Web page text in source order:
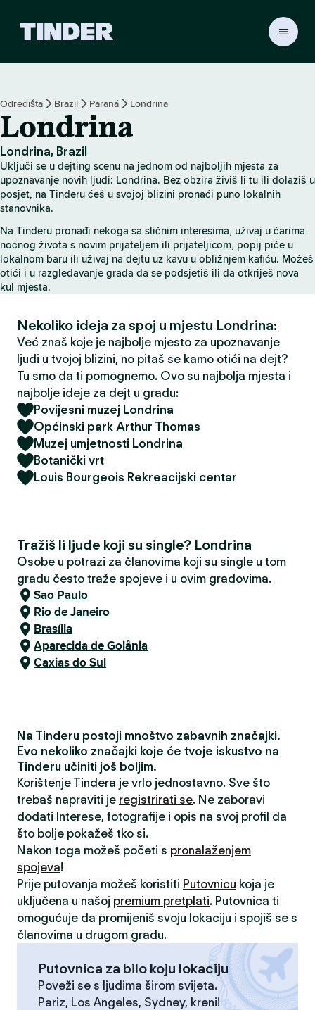
r
a
l
o
v
c
a
Odredišta Brazil Paraná Londrina
Londrina
Londrina, Brazil
Uključi se u dejting scenu na jednom od najboljih mjesta za
upoznavanje novih ljudi: Londrina. Bez obzira živiš li tu ili dolaziš u
posjet, na Tinderu ćeš u svojoj blizini pronaći puno lokalnih
stanovnika.
Na Tinderu pronađi nekoga sa sličnim interesima, uživaj u čarima
noćnog života s novim prijateljem ili prijateljicom, popij piće u
lokalnom baru ili uživaj na dejtu uz kavu u obližnjem kafiću. Možeš
otići i u razgledavanje grada da se podsjetiš ili da otkriješ nova
kul mjesta.
Nekoliko ideja za spoj u mjestu Londrina:
Već znaš koje je najbolje mjesto za upoznavanje
ljudi u tvojoj blizini, no pitaš se kamo otići na dejt?
Tu smo da ti pomognemo. Ovo su najbolja mjesta i
najbolje ideje za dejt u gradu:
Povijesni muzej Londrina
Općinski park Arthur Thomas
Muzej umjetnosti Londrina
Botanički vrt
Louis Bourgeois Rekreacijski centar
Tražiš li ljude koji su single? Londrina
Osobe u potrazi za članovima koji su single u tom
gradu često traže spojeve i u ovim gradovima.
Sao Paulo
Rio de Janeiro
Brasília
Aparecida de Goiânia
Caxias do Sul
Na Tinderu postoji mnoštvo zabavnih značajki.
Evo nekoliko značajki koje će tvoje iskustvo na
Tinderu učiniti još boljim.
Korištenje Tindera je vrlo jednostavno. Sve što
trebaš napraviti je registrirati se. Ne zaboravi
dodati Interese, fotografije i opis na svoj profil da
što bolje pokažeš tko si.
Nakon toga možeš početi s pronalaženjem
spojeva!
Prije putovanja možeš koristiti Putovnicu koja je
uključena u našoj premium pretplati. Putovnica ti
omogućuje da promijeniš svoju lokaciju i spojiš se s
članovima u drugom gradu.
Putovnica za bilo koju lokaciju
Poveži se s ljudima širom svijeta.
Pariz, Los Angeles, Sydney, kreni!